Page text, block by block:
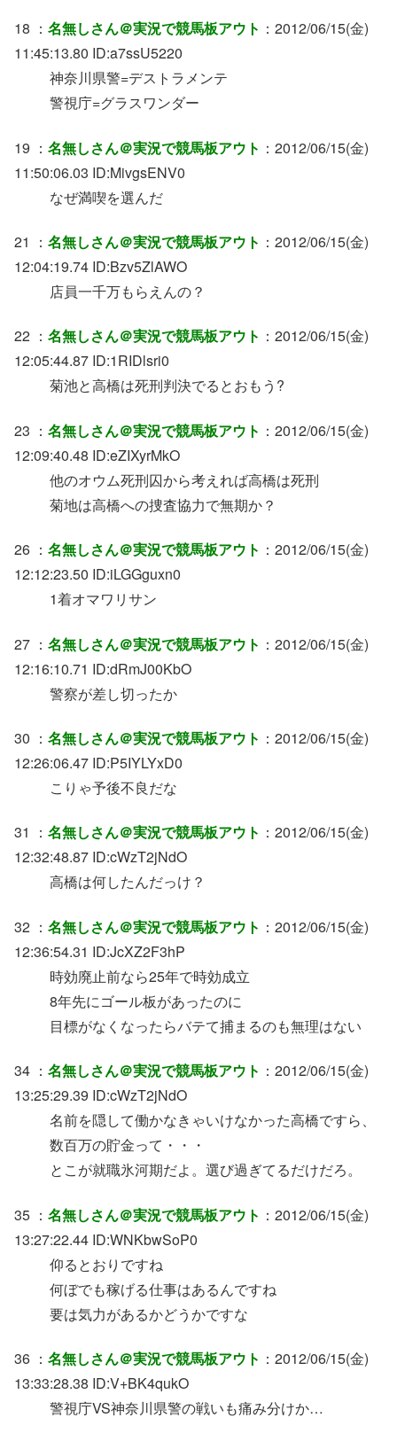
18 ： 名無しさん＠実況で競馬板アウト ：2012/06/15(金)
11:45:13.80 ID:a7ssU5220
神奈川県警=デストラメンテ
警視庁=グラスワンダー
19 ： 名無しさん＠実況で競馬板アウト ：2012/06/15(金)
11:50:06.03 ID:MivgsENV0
なぜ満喫を選んだ
21 ： 名無しさん＠実況で競馬板アウト ：2012/06/15(金)
12:04:19.74 ID:Bzv5ZlAWO
店員一千万もらえんの？
22 ： 名無しさん＠実況で競馬板アウト ：2012/06/15(金)
12:05:44.87 ID:1RIDlsri0
菊池と高橋は死刑判決でるとおもう?
23 ： 名無しさん＠実況で競馬板アウト ：2012/06/15(金)
12:09:40.48 ID:eZIXyrMkO
他のオウム死刑囚から考えれば高橋は死刑
菊地は高橋への捜査協力で無期か？
26 ： 名無しさん＠実況で競馬板アウト ：2012/06/15(金)
12:12:23.50 ID:iLGGguxn0
1着オマワリサン
27 ： 名無しさん＠実況で競馬板アウト ：2012/06/15(金)
12:16:10.71 ID:dRmJ00KbO
警察が差し切ったか
30 ： 名無しさん＠実況で競馬板アウト ：2012/06/15(金)
12:26:06.47 ID:P5IYLYxD0
こりゃ予後不良だな
31 ： 名無しさん＠実況で競馬板アウト ：2012/06/15(金)
12:32:48.87 ID:cWzT2jNdO
高橋は何したんだっけ？
32 ： 名無しさん＠実況で競馬板アウト ：2012/06/15(金)
12:36:54.31 ID:JcXZ2F3hP
時効廃止前なら25年で時効成立
8年先にゴール板があったのに
目標がなくなったらバテて捕まるのも無理はない
34 ： 名無しさん＠実況で競馬板アウト ：2012/06/15(金)
13:25:29.39 ID:cWzT2jNdO
名前を隠して働かなきゃいけなかった高橋ですら、
数百万の貯金って・・・
とこが就職氷河期だよ。選び過ぎてるだけだろ。
35 ： 名無しさん＠実況で競馬板アウト ：2012/06/15(金)
13:27:22.44 ID:WNKbwSoP0
仰るとおりですね
何ぼでも稼げる仕事はあるんですね
要は気力があるかどうかですな
36 ： 名無しさん＠実況で競馬板アウト ：2012/06/15(金)
13:33:28.38 ID:V+BK4qukO
警視庁VS神奈川県警の戦いも痛み分けか…